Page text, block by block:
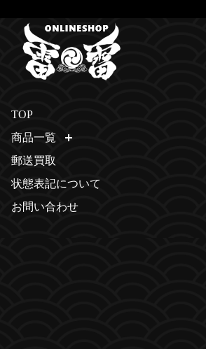
TOP
商品一覧
郵送買取
状態表記について
お問い合わせ